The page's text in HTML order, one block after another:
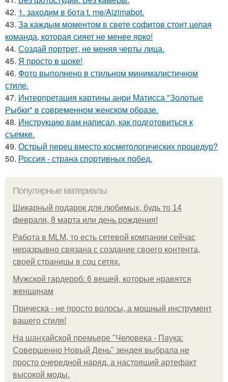
42. 1. заходим в бота t. me/Aizimabot.
43. За каждым моментом в свете софитов стоит целая
команда, которая сияет не менее ярко!
44. Создай портрет, не меняя черты лица.
45. Я просто в шоке!
46. Фото выполнено в стильном минималистичном
стиле.
47. Интерпретация картины анри Матисса "Золотые
Рыбки" в современном женском образе.
48. Инструкцию вам написал, как подготовиться к
съемке.
49. Острый перец вместо косметологических процедур?
50. Россия - страна спортивных побед.
Популярные материалы
Шикарный подарок для любимых, будь то 14
февраля, 8 марта или день рождения!
Работа в MLM, то есть сетевой компании сейчас
неразрывно связана с создание своего контента,
своей страницы в соц сетях.
Мужской гардероб: 6 вещей, которые нравятся
женщинам
Прическа - не просто волосы, а мощный инструмент
вашего стиля!
На шанхайской премьере "Человека - Паука:
Совершенно Новый День" зендея выбрала не
просто очередной наряд, а настоящий артефакт
высокой моды.